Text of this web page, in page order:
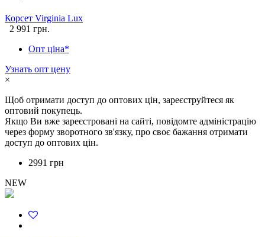
Корсет Virginia Lux
2 991 грн.
Опт ціна*
Узнать опт цену
×
Щоб отримати доступ до оптових цін, зареєструйтеся як
оптовий покупець.
Якщо Ви вже зареєстровані на сайті, повідомте адміністрацію
через форму зворотного зв'язку, про своє бажання отримати
доступ до оптових цін.
2991 грн
NEW